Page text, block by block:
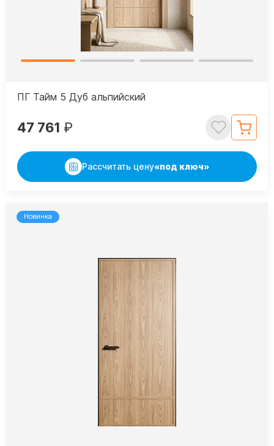
ПГ Тайм 5 Дуб альпийский
47 761 ₽
Рассчитать цену«под ключ»
Новинка